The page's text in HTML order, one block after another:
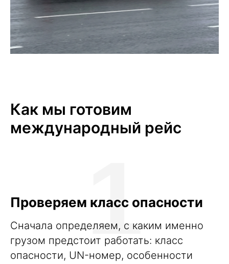
Как мы готовим
международный рейс
Проверяем класс опасности
Сначала определяем, с каким именно
грузом предстоит работать: класс
опасности, UN-номер, особенности
1